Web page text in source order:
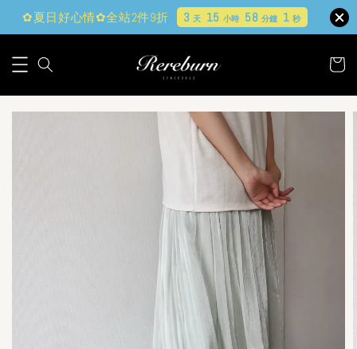
✿夏日好心情✿全站2件9折 3天 15 小時 57分鐘 59秒